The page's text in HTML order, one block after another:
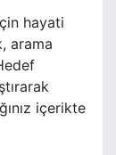
hayati
arama
içerikte